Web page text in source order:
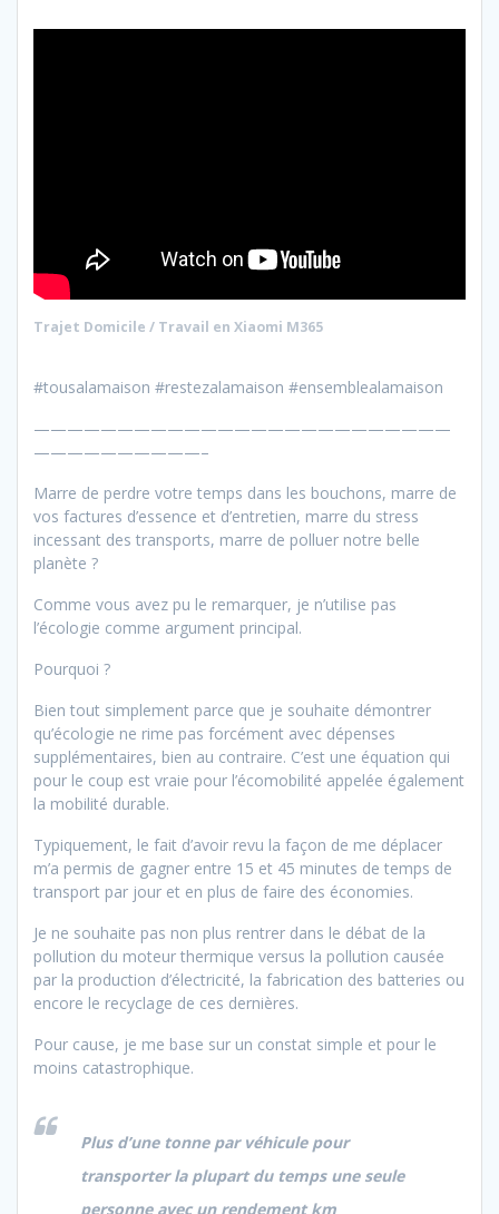
Trajet Domicile / Travail en Xiaomi M365
#tousalamaison #restezalamaison #ensemblealamaison
—————————————————————————
——————————–
Marre de perdre votre temps dans les bouchons, marre de
vos factures d’essence et d’entretien, marre du stress
incessant des transports, marre de polluer notre belle
planète ?
Comme vous avez pu le remarquer, je n’utilise pas
l’écologie comme argument principal.
Pourquoi ?
Bien tout simplement parce que je souhaite démontrer
qu’écologie ne rime pas forcément avec dépenses
supplémentaires, bien au contraire. C’est une équation qui
pour le coup est vraie pour l’écomobilité appelée également
la mobilité durable.
Typiquement, le fait d’avoir revu la façon de me déplacer
m’a permis de gagner entre 15 et 45 minutes de temps de
transport par jour et en plus de faire des économies.
Je ne souhaite pas non plus rentrer dans le débat de la
pollution du moteur thermique versus la pollution causée
par la production d’électricité, la fabrication des batteries ou
encore le recyclage de ces dernières.
Pour cause, je me base sur un constat simple et pour le
moins catastrophique.
Plus d’une tonne par véhicule pour
transporter la plupart du temps une seule
personne avec un rendement km